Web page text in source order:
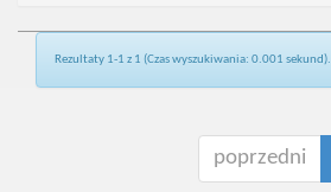
Rezultaty 1-1 z 1 (Czas wyszukiwania: 0.001 sekund).
poprzedni